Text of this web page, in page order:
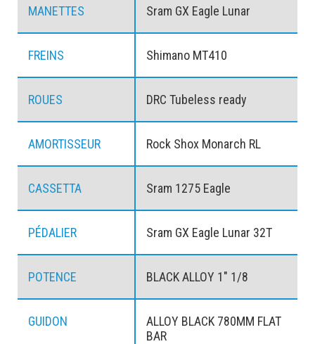
MANETTES Sram GX Eagle Lunar
FREINS Shimano MT410
ROUES DRC Tubeless ready
AMORTISSEUR Rock Shox Monarch RL
CASSETTA Sram 1275 Eagle
PÉDALIER Sram GX Eagle Lunar 32T
POTENCE BLACK ALLOY 1" 1/8
GUIDON
ALLOY BLACK 780MM FLAT
BAR